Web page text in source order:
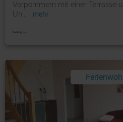
Vorpommern mit einer Terrasse
Un
mehr